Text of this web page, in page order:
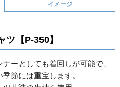
イメージ
ツ【P-350】
ーとしても着回しが可能で、
節には重宝します。